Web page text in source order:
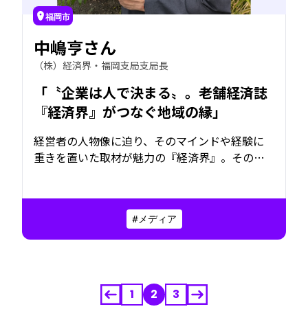
福岡市
中嶋亨さん
（株）経済界・福岡支局支局長
「〝企業は人で決まる〟。老舗経済誌
『経済界』がつなぐ地域の縁」
経営者の人物像に迫り、そのマインドや経験に
重きを置いた取材が魅力の『経済界』。その福
者に憧れがあったという中嶋さんの、これまで
の歩みや仕事に対する想いとは。
#メディア
1 2 3